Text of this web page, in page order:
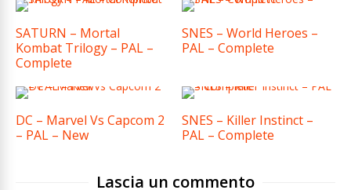
SATURN – Mortal
Kombat Trilogy – PAL –
Complete
SNES – World Heroes –
PAL – Complete
DC – Marvel Vs Capcom 2
– PAL – New
SNES – Killer Instinct –
PAL – Complete
Lascia un commento